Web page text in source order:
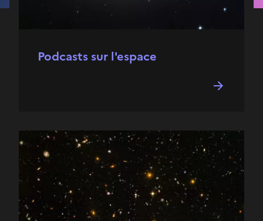
Podcasts sur l'espace